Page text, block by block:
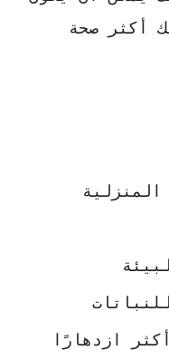
أكثر صحة
ازدهارًا